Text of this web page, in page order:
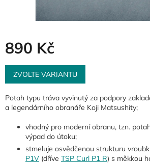
890 Kč
Měrná
cena:
ZVOLTE VARIANTU
Potah typu tráva vyvinutý za podpory
a legendárního obranáře Koji Matsushity;
vhodný pro moderní obranu, tzn.
výpad do útoku;
stmeluje osvědčenou strukturu
P1V (dříve TSP Curl P1 R) s měkkou